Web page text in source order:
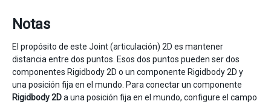
Notas
El propósito de este Joint (articulación) 2D es mantener
distancia entre dos puntos. Esos dos puntos pueden ser dos
componentes Rigidbody 2D o un componente Rigidbody 2D y
una posición fija en el mundo. Para conectar un componente
Rigidbody 2Da una posición fija en el mundo, configure el campo